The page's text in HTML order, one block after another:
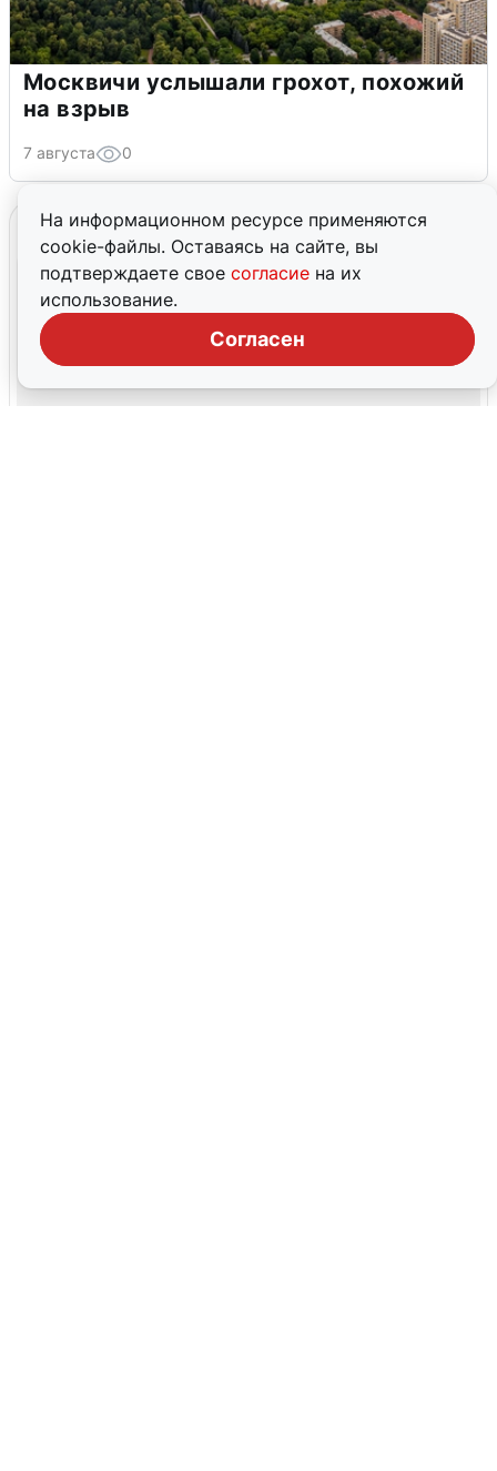
На информационном ресурсе применяются
cookie-файлы. Оставаясь на сайте, вы
подтверждаете свое согласие на их
использование.
Согласен
Москвичи услышали грохот, похожий
на взрыв
7 августа 0